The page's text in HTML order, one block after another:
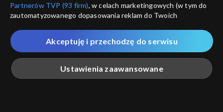
Dzikie serce
odc. 10
Dzikie serce
odc. 9
Partnerów TVP (93 firm), w celach marketingowych (w tym do
zautomatyzowanego dopasowania reklam do Twoich
które wskazujemy poniżej, a także zgody na udostępnianie
przez nas identyfikatora PPID do Google.
Twoje dane osobowe zbierane podczas odwiedzania przez
Ciebie naszych
poszczególnych serwisówzwanych dalej
„Portalem”, w tym informacje zapisywane za pomocą
Ustawienia zaawansowane
Akceptuję i przechodzę do serwisu